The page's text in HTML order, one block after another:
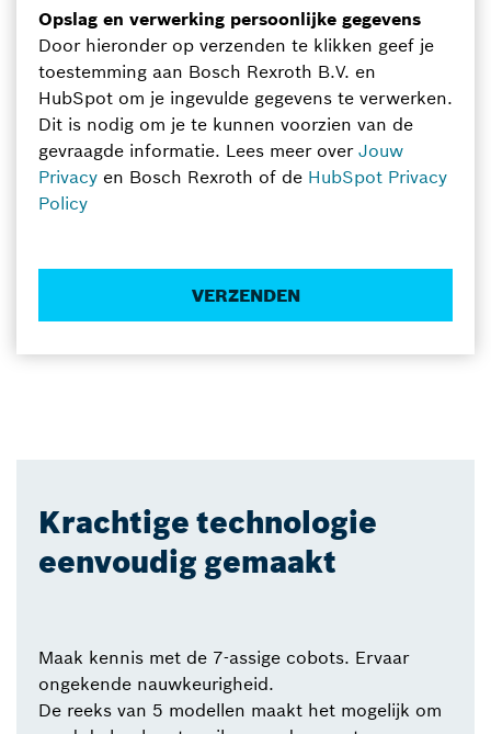
Opslag en verwerking persoonlijke gegevens
Door hieronder op verzenden te klikken geef je
toestemming aan Bosch Rexroth B.V. en
HubSpot om je ingevulde gegevens te verwerken.
Dit is nodig om je te kunnen voorzien van de
gevraagde informatie. Lees meer over Jouw
Privacy en Bosch Rexroth of de HubSpot Privacy
Policy
Krachtige technologie
eenvoudig gemaakt
Maak kennis met de 7-assige cobots. Ervaar
ongekende nauwkeurigheid.
De reeks van 5 modellen maakt het mogelijk om